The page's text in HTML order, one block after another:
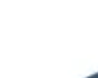
que haya estado
construir su
sus ganancias.
a lograr el éxito